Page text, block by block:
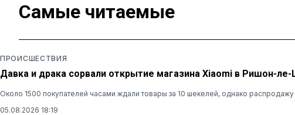
Самые читаемые
ПРОИСШЕСТВИЯ
Давка и драка сорвали открытие магазина Xiaomi в Ришон-
Около 1500 покупателей часами ждали товары за 10 шекелей, однако
05.08.2026 18:19